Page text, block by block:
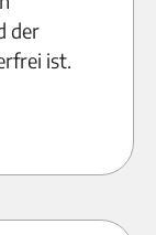
der
ist.